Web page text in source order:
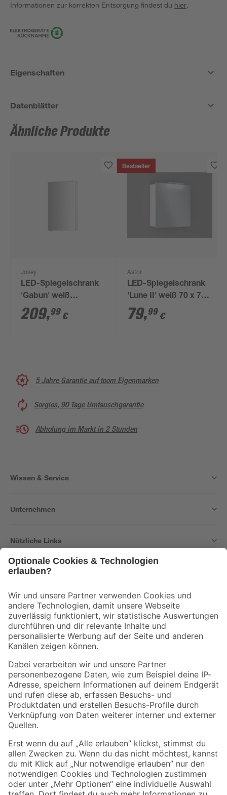
Informationen zur korrekten Entsorgung findest du hier.
Eigenschaften
Datenblätter
Ähnliche Produkte
Jokey
LED-Spiegelschrank
'Gabun' weiß
Hochglanz 40 x 66,9 x
14,6 cm
209,99 €
Bestseller
Astor
LED-Spiegelschrank
'Lune II' weiß 70 x 70
x 16 cm
79,99 €
5 Jahre Garantie auf toom Eigenmarken
Sorglos, 90 Tage Umtauschgarantie
Abholung im Markt in 2 Stunden
Wissen & Service
Unternehmen
Nützliche Links
Der toom Newsletter: Keine Angebote und Aktionen mehr verpassen!
Zur Newsletter Anmeldung
Folge uns
Zahlungsarten Versandarten
Sicher einkaufen
Jetzt die toom-App herunterladen